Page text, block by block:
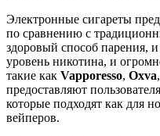
Электронные сигареты
по сравнению с
здоровый способ парения,
уровень никотина, и
такие как Vapporesso, Oxva,
предоставляют
которые подходят как для
вейперов.